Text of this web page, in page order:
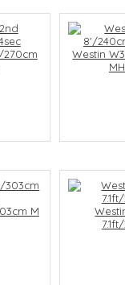
270cm
Westin
M